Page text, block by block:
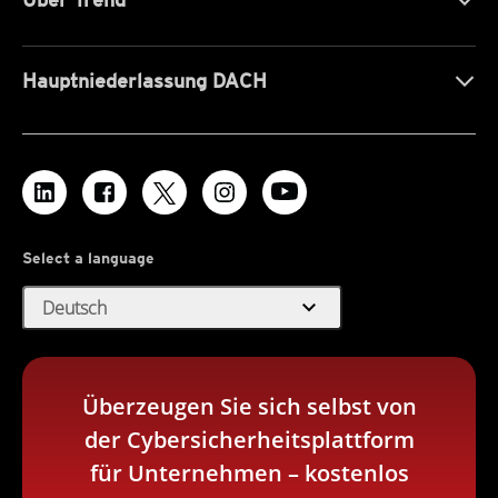
Hauptniederlassung DACH
Select a language
Deutsch expand_more
Überzeugen Sie sich selbst von
der Cybersicherheitsplattform
für Unternehmen – kostenlos